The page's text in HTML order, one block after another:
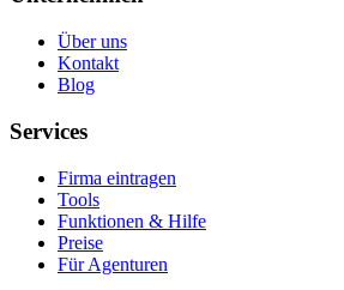
Über uns
Kontakt
Blog
Services
Firma eintragen
Tools
Funktionen & Hilfe
Preise
Für Agenturen